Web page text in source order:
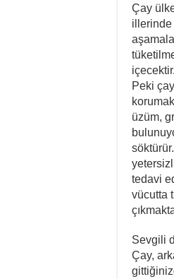
Çay
illerinde
içecektir.
Peki
üzüm,
tedavi
vücutta
Sevgili
Çay,